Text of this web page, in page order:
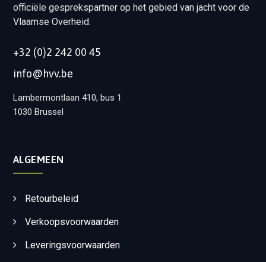
officiële gesprekspartner op het gebied van jacht voor de
Vlaamse Overheid.
+32 (0)2 242 00 45
info@hvv.be
Lambermontlaan 410, bus 1
1030 Brussel
ALGEMEEN
Retourbeleid
Verkoopsvoorwaarden
Leveringsvoorwaarden